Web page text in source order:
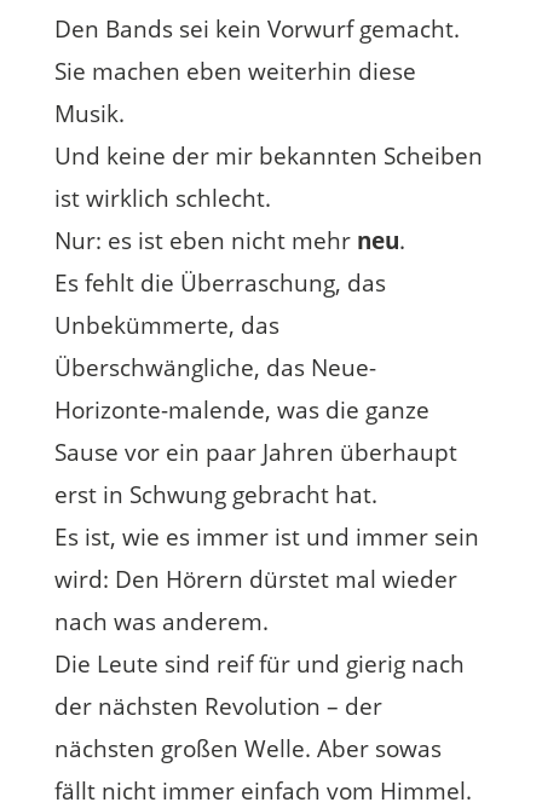
Den Bands sei kein Vorwurf gemacht.
Sie machen eben weiterhin diese
Musik.
Und keine der mir bekannten Scheiben
ist wirklich schlecht.
Nur: es ist eben nicht mehr neu.
Es fehlt die Überraschung, das
Unbekümmerte, das
Überschwängliche, das Neue-
Horizonte-malende, was die ganze
Sause vor ein paar Jahren überhaupt
erst in Schwung gebracht hat.
Es ist, wie es immer ist und immer sein
wird: Den Hörern dürstet mal wieder
nach was anderem.
Die Leute sind reif für und gierig nach
der nächsten Revolution – der
nächsten großen Welle. Aber sowas
fällt nicht immer einfach vom Himmel.